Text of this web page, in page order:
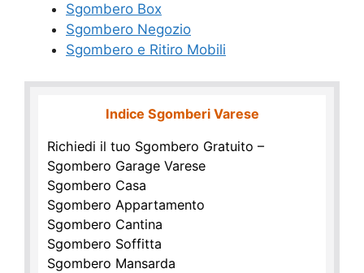
Sgombero Box
Sgombero Negozio
Sgombero e Ritiro Mobili
Indice Sgomberi Varese
Richiedi il tuo Sgombero Gratuito –
Sgombero Garage Varese
Sgombero Casa
Sgombero Appartamento
Sgombero Cantina
Sgombero Soffitta
Sgombero Mansarda